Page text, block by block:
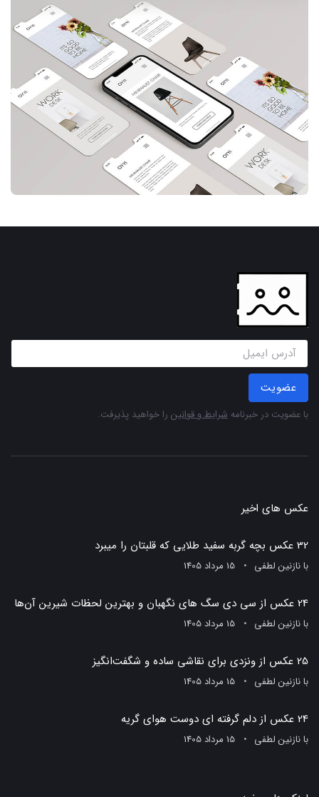
عضویت
با عضویت در خبرنامه شرایط و قوانین را خواهید پذیرفت.
عکس های اخیر
32 عکس بچه گربه سفید طلایی که قلبتان را میبرد
بانازنین لطفی 15 مرداد 1405
24 عکس از سی دی سگ های نگهبان و بهترین لحظات شیرین آن‌ها
بانازنین لطفی 15 مرداد 1405
25 عکس از ونزدی برای نقاشی ساده و شگفت‌انگیز
بانازنین لطفی 15 مرداد 1405
24 عکس از دلم گرفته ای دوست هوای گریه
بانازنین لطفی 15 مرداد 1405